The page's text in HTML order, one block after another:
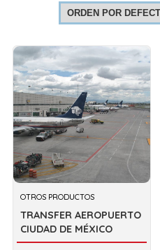
OTROS PRODUCTOS
TRANSFER AEROPUERTO
CIUDAD DE MÉXICO